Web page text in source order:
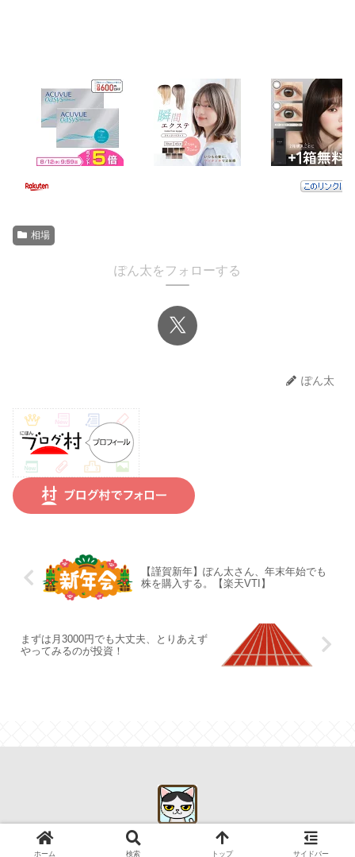
相場
ぽん太をフォローする
ぽん太
【謹賀新年】ぽん太さん、年末年始でも
株を購入する。【楽天VTI】
まずは月3000円でも大丈夫、とりあえず
やってみるのが投資！
© 2019 初心者が始めるアメリカ株式投資.
ホーム 検索 トップ サイドバー